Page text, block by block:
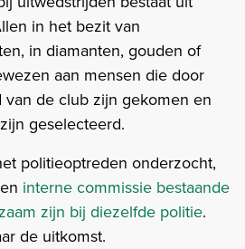
in het bezit van
in diamanten, gouden of
aan mensen die door
de club zijn gekomen en
geselecteerd.
politieoptreden onderzocht,
interne commissie bestaande
zijn bij diezelfde politie.
de uitkomst.